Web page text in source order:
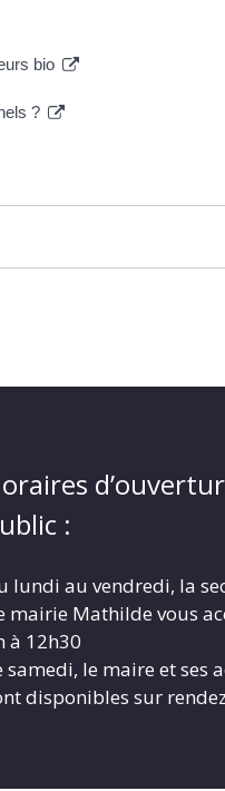
bio
?
:
lundi au vendredi, la
mairie Mathilde vous
à 12h30
samedi, le maire et ses
disponibles sur